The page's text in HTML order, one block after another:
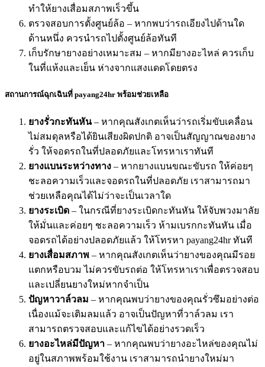
ทำให้ยางเสื่อมสภาพเร็วขึ้น
ตรวจสอบการตั้งศูนย์ล้อ – หากพบว่ารถเอียงไปด้านใด
ด้านหนึ่ง ควรนำรถไปตั้งศูนย์ล้อทันที
เก็บรักษายางอย่างเหมาะสม – หากมียางอะไหล่ ควรเก็บ
ในที่แห้งและเย็น ห่างจากแสงแดดโดยตรง
สถานการณ์ฉุกเฉินที่ payang24hr พร้อมช่วยเหลือ
ยางรั่วกะทันหัน– หากคุณสังเกตเห็นว่ารถเริ่มขับเคลื่อน
ไม่สมดุลหรือได้ยินเสียงผิดปกติ อาจเป็นสัญญาณของยาง
รั่ว ให้จอดรถในที่ปลอดภัยและโทรหาเราทันที
ยางแบนระหว่างทาง – หากยางแบนขณะขับรถ ให้ค่อยๆ
ชะลอความเร็วและจอดรถในที่ปลอดภัย เราสามารถมา
ช่วยเหลือคุณได้ไม่ว่าจะเป็นเวลาใด
ยางระเบิด – ในกรณีที่ยางระเบิดกะทันหัน ให้จับพวงมาลัย
ให้มั่นและค่อยๆ ชะลอความเร็ว ห้ามเบรกกะทันหัน เมื่อ
จอดรถได้อย่างปลอดภัยแล้ว ให้โทรหา payang24hr ทันที
ยางเสื่อมสภาพ – หากคุณสังเกตเห็นว่ายางของคุณมีรอย
แตกหรือบวม ไม่ควรขับรถต่อ ให้โทรหาเราเพื่อตรวจสอบ
และเปลี่ยนยางใหม่หากจำเป็น
ปัญหาวาล์วลม – หากคุณพบว่ายางของคุณรั่วซึมอย่างต่อ
เนื่องแม้จะเติมลมแล้ว อาจเป็นปัญหาที่วาล์วลม เรา
สามารถตรวจสอบและแก้ไขได้อย่างรวดเร็ว
ยางอะไหล่มีปัญหา – หากคุณพบว่ายางอะไหล่ของคุณไม่
อยู่ในสภาพพร้อมใช้งาน เราสามารถนำยางใหม่มา